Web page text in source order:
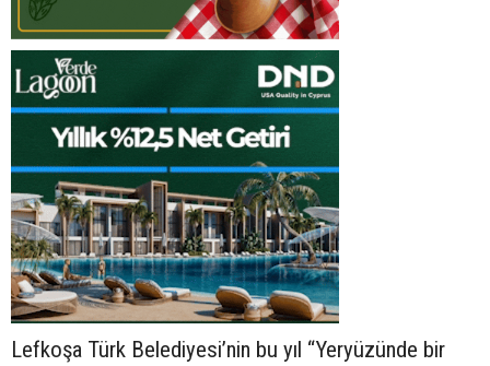
Lefkoşa Türk Belediyesi’nin bu yıl “Yeryüzünde bir